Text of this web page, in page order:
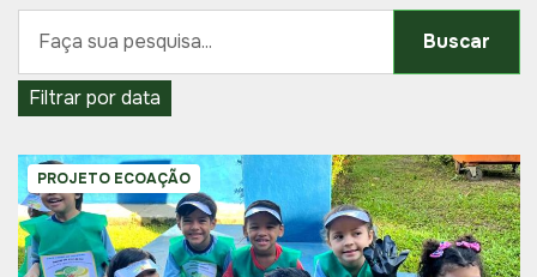
Buscar
Filtrar por data
PROJETO ECOAÇÃO